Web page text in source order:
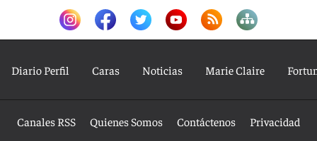
Diario Perfil Caras Noticias Marie Claire
Canales RSS Quienes Somos Contáctenos
Privacidad